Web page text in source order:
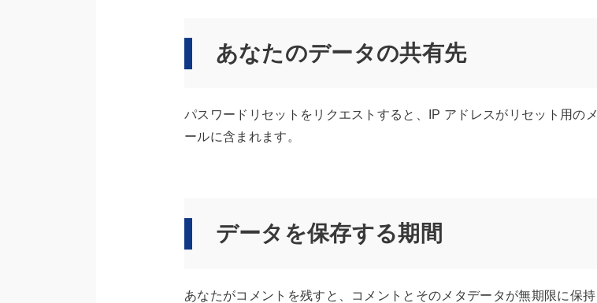
あなたのデータの共有先
パスワードリセットをリクエストすると、IP アドレスがリセット用のメ
ールに含まれます。
データを保存する期間
あなたがコメントを残すと、コメントとそのメタデータが無期限に保持